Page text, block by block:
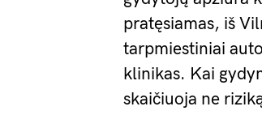
pratęsiamas, iš
tarpmiestiniai
klinikas. Kai
skaičiuoja ne